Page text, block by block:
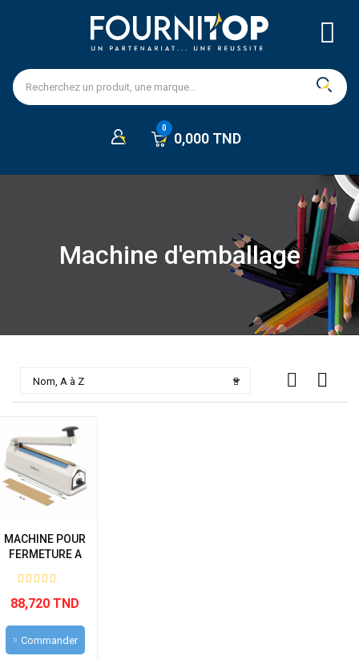
0,000 TND
Machine d'emballage
Nom, A à Z 
MACHINE POUR
FERMETURE A
88,720 TND
Commander